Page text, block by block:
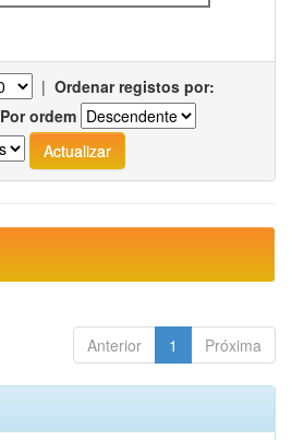
| Ordenar registos por:
Por ordem
Anterior 1 Próxima